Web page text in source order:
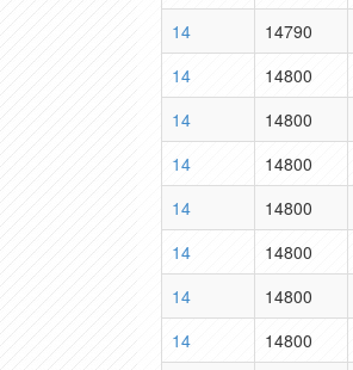
14
14790
14
14800
14
14800
14
14800
14
14800
14
14800
14
14800
14
14800